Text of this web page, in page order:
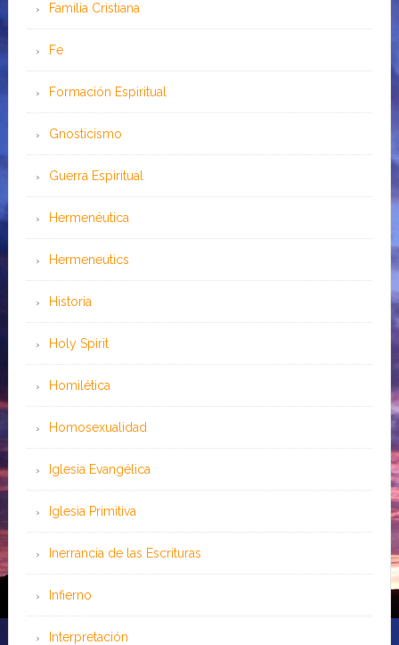
Familia Cristiana
Fe
Formación Espiritual
Gnosticismo
Guerra Espiritual
Hermenéutica
Hermeneutics
Historia
Holy Spirit
Homilética
Homosexualidad
Iglesia Evangélica
Iglesia Primitiva
Inerrancia de las Escrituras
Infierno
Interpretación